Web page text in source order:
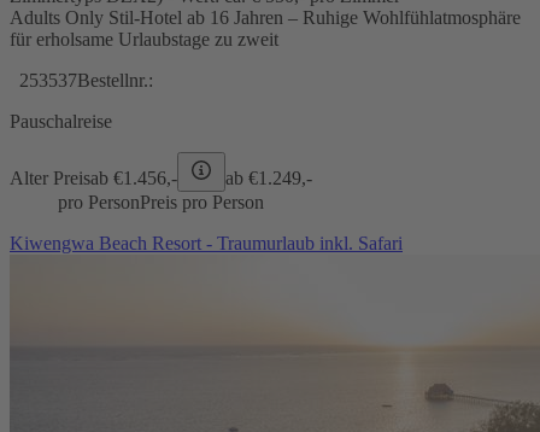
Adults Only Stil-Hotel ab 16 Jahren – Ruhige Wohlfühlatmosphäre
für erholsame Urlaubstage zu zweit
253537Bestellnr.:
Pauschalreise
Alter Preisab €1.456,- ab €1.249,-
pro PersonPreis pro Person
Kiwengwa Beach Resort - Traumurlaub inkl. Safari